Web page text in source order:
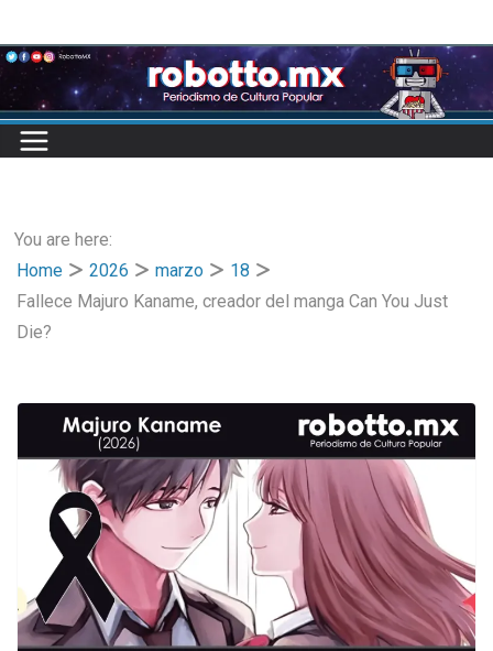
to
content
You are here:
Home
2026 marzo
18
Fallece Majuro Kaname, creador del manga Can You Just
Die?